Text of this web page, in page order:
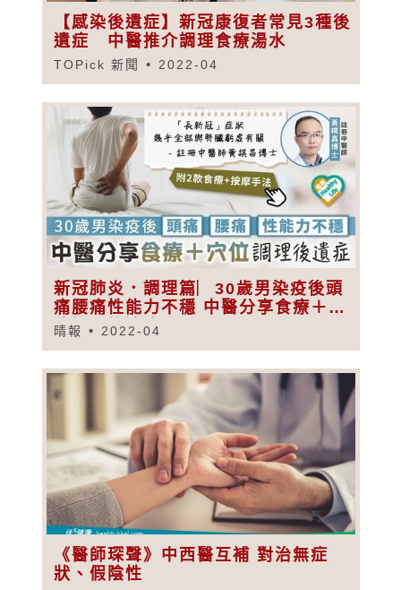
【感染後遺症】新冠康復者常見3種後
遺症 中醫推介調理食療湯水
TOPick 新聞 2022-04
新冠肺炎．調理篇︳30歲男染疫後頭
痛腰痛性能力不穩 中醫分享食療＋穴
位調理後遺症
晴報 2022-04
《醫師琛聲》中西醫互補 對治無症
狀、假陰性